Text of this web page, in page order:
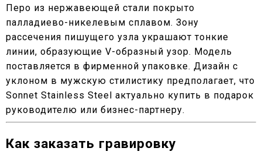
Перо из нержавеющей стали покрыто
палладиево-никелевым сплавом. Зону
рассечения пишущего узла украшают тонкие
линии, образующие V-образный узор. Модель
поставляется в фирменной упаковке. Дизайн с
уклоном в мужскую стилистику предполагает, что
Sonnet Stainless Steel актуально купить в подарок
руководителю или бизнес-партнеру.
Как заказать гравировку